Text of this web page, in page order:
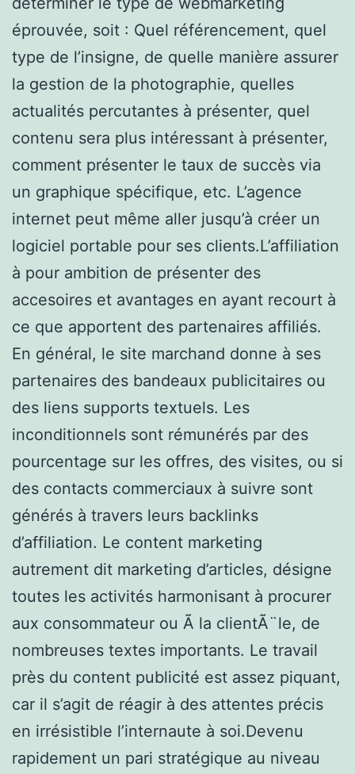
éprouvée, soit : Quel référencement, quel
type de l’insigne, de quelle manière assurer
la gestion de la photographie, quelles
actualités percutantes à présenter, quel
contenu sera plus intéressant à présenter,
comment présenter le taux de succès via
un graphique spécifique, etc. L’agence
internet peut même aller jusqu’à créer un
logiciel portable pour ses clients.L’affiliation
à pour ambition de présenter des
accesoires et avantages en ayant recourt à
ce que apportent des partenaires affiliés.
En général, le site marchand donne à ses
partenaires des bandeaux publicitaires ou
des liens supports textuels. Les
inconditionnels sont rémunérés par des
pourcentage sur les offres, des visites, ou si
des contacts commerciaux à suivre sont
générés à travers leurs backlinks
d’affiliation. Le content marketing
autrement dit marketing d’articles, désigne
toutes les activités harmonisant à procurer
aux consommateur ou Ã la clientÃ¨le, de
nombreuses textes importants. Le travail
près du content publicité est assez piquant,
car il s’agit de réagir à des attentes précis
en irrésistible l’internaute à soi.Devenu
rapidement un pari stratégique au niveau